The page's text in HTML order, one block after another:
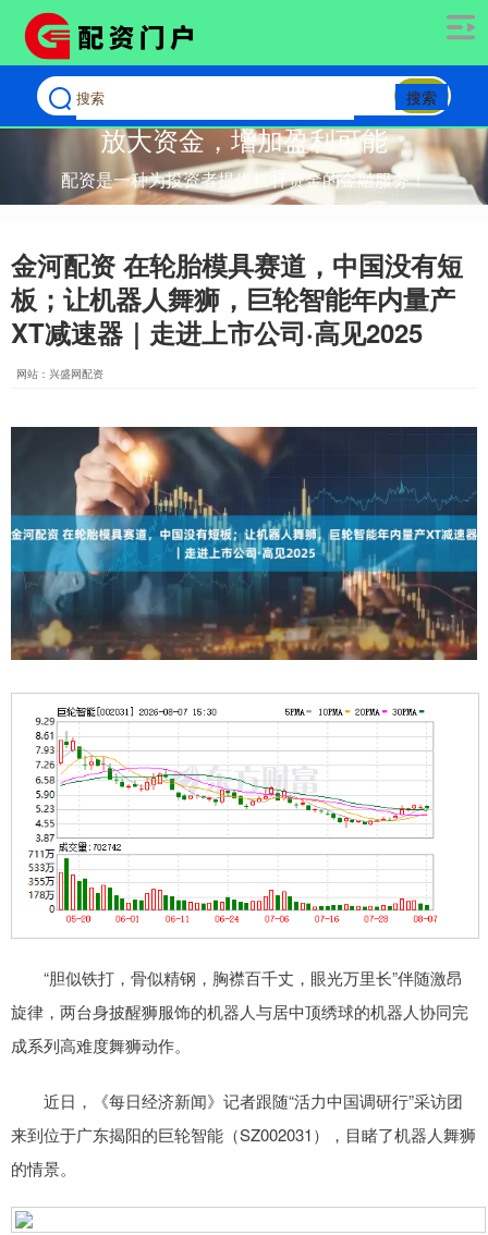
搜索
放大资金，增加盈利可能
配资是一种为投资者提供杠杆资金的金融服务！
金河配资 在轮胎模具赛道，中国没有短
板；让机器人舞狮，巨轮智能年内量产
XT减速器｜走进上市公司·高见2025
网站：兴盛网配资
“胆似铁打，骨似精钢，胸襟百千丈，眼光万里长”伴随激昂
旋律，两台身披醒狮服饰的机器人与居中顶绣球的机器人协同完
成系列高难度舞狮动作。
近日，《每日经济新闻》记者跟随“活力中国调研行”采访团
来到位于广东揭阳的巨轮智能（SZ002031），目睹了机器人舞狮
的情景。